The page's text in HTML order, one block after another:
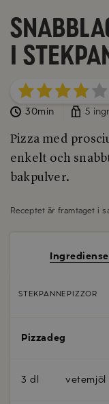
i
30min
5
Pizza med
enkelt och
bakpulver.
Receptet är framtaget i
STEKPANNEPIZZOR
Pizzadeg
3 dl vetemjöl